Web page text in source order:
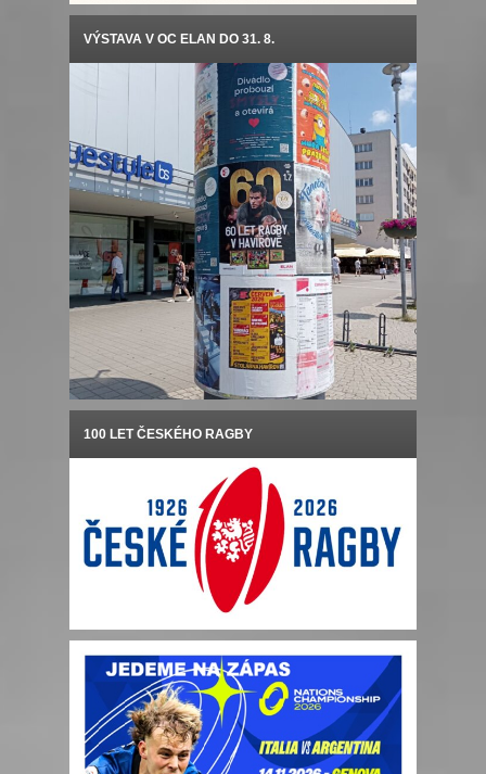
VÝSTAVA V OC ELAN DO 31. 8.
100 LET ČESKÉHO RAGBY